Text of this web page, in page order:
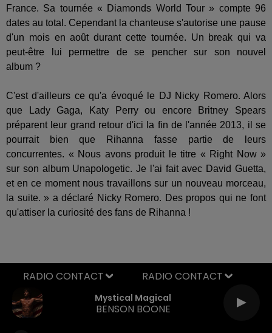
France. Sa tournée « Diamonds World Tour » compte 96
dates au total. Cependant la chanteuse s'autorise une pause
d'un mois en août durant cette tournée. Un break qui va
peut-être lui permettre de se pencher sur son nouvel
album ?
C'est d'ailleurs ce qu'a évoqué le DJ Nicky Romero. Alors
que Lady Gaga, Katy Perry ou encore Britney Spears
préparent leur grand retour d'ici la fin de l'année 2013, il se
pourrait bien que Rihanna fasse partie de leurs
concurrentes. « Nous avons produit le titre « Right Now »
sur son album Unapologetic. Je l'ai fait avec David Guetta,
et en ce moment nous travaillons sur un nouveau morceau,
la suite. » a déclaré Nicky Romero. Des propos qui ne font
qu'attiser la curiosité des fans de Rihanna !
Mystical Magical
BENSON BOONE
RADIO CONTACT